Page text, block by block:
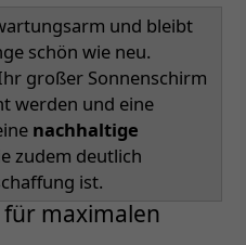
und bleibt
schön wie neu.
großer Sonnenschirm
werden und eine
nachhaltige
zudem deutlich
ist.
für maximalen